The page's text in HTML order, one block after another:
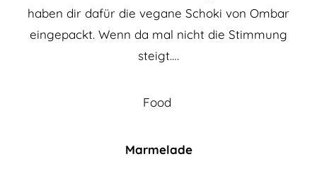
haben dir dafür die vegane Schoki von Ombar
eingepackt. Wenn da mal nicht die Stimmung
steigt….
Food
Marmelade